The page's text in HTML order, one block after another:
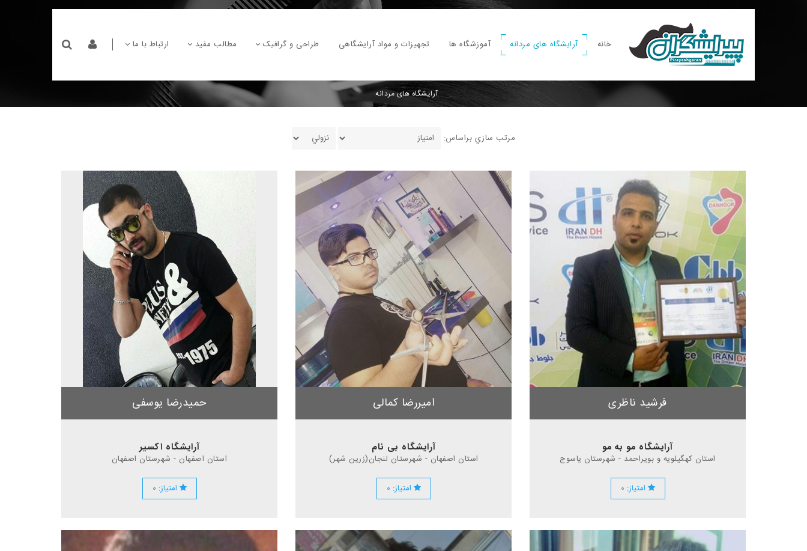
خانه آرایشگاه های مردانه آموزشگاه ها تجهیزات و مواد آرایشگاهی طراحی و گرافیک مطالب مفید ارتباط با ما
آرایشگاه های مردانه
مرتب سازي براساس:
فرشید ناظری
آرایشگاه مو به مو‌
استان کهگیلویه و بویراحمد - شهرستان یاسوج
امتیاز: ۰
امیررضا کمالی
آرایشگاه بی نام
استان اصفهان - شهرستان لنجان(زرین شهر)
امتیاز: ۰
حمیدرضا یوسفی
آرایشگاه اکسیر
استان اصفهان - شهرستان اصفهان
امتیاز: ۰